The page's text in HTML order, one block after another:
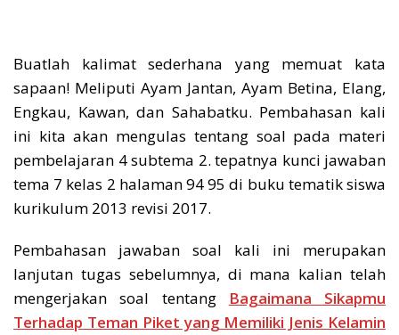
Buatlah kalimat sederhana yang memuat kata
sapaan! Meliputi Ayam Jantan, Ayam Betina, Elang,
Engkau, Kawan, dan Sahabatku. Pembahasan kali
ini kita akan mengulas tentang soal pada materi
pembelajaran 4 subtema 2. tepatnya kunci jawaban
tema 7 kelas 2 halaman 94 95 di buku tematik siswa
kurikulum 2013 revisi 2017.
Pembahasan jawaban soal kali ini merupakan
lanjutan tugas sebelumnya, di mana kalian telah
mengerjakan soal tentang Bagaimana Sikapmu
Terhadap Teman Piket yang Memiliki Jenis Kelamin